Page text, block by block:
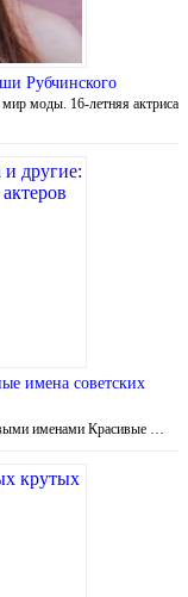
Рубчинского
моды. 16-летняя актриса
имена советских
именами Красивые …